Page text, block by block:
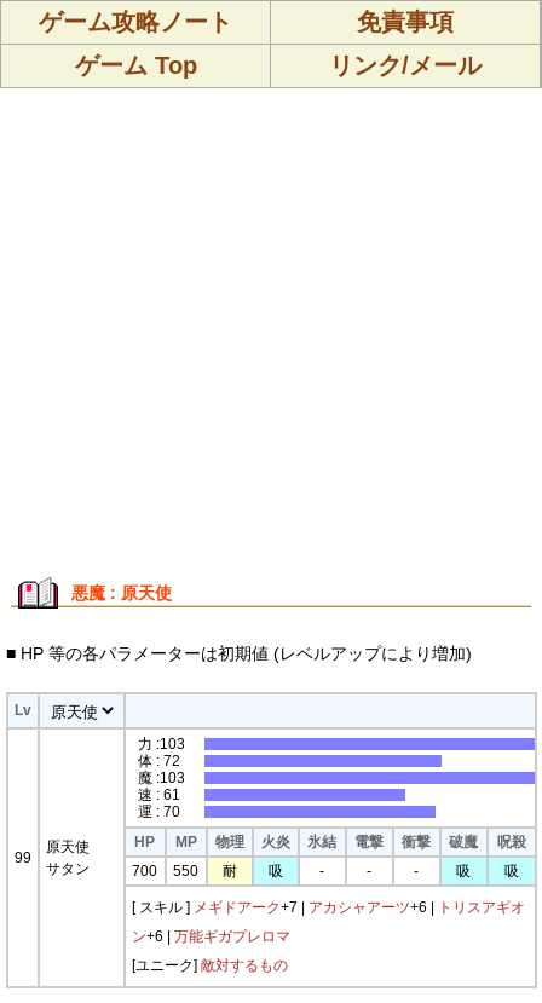
ゲーム攻略ノート
免責事項
ゲーム Top
リンク/メール
悪魔 : 原天使
■ HP 等の各パラメーターは初期値 (レベルアップにより増加)
Lv
99
原天使
サタン
力 :103
体 : 72
魔 :103
速 : 61
運 : 70
HP
MP 物理 火炎 氷結 電撃 衝撃 破魔
呪殺
700
550 耐 吸 - - - 吸 吸
[ スキル ] メギドアーク+7 | アカシャアーツ+6 |
トリスアギオ
ン+6 | 万能ギガプレロマ
[ユニーク] 敵対するもの